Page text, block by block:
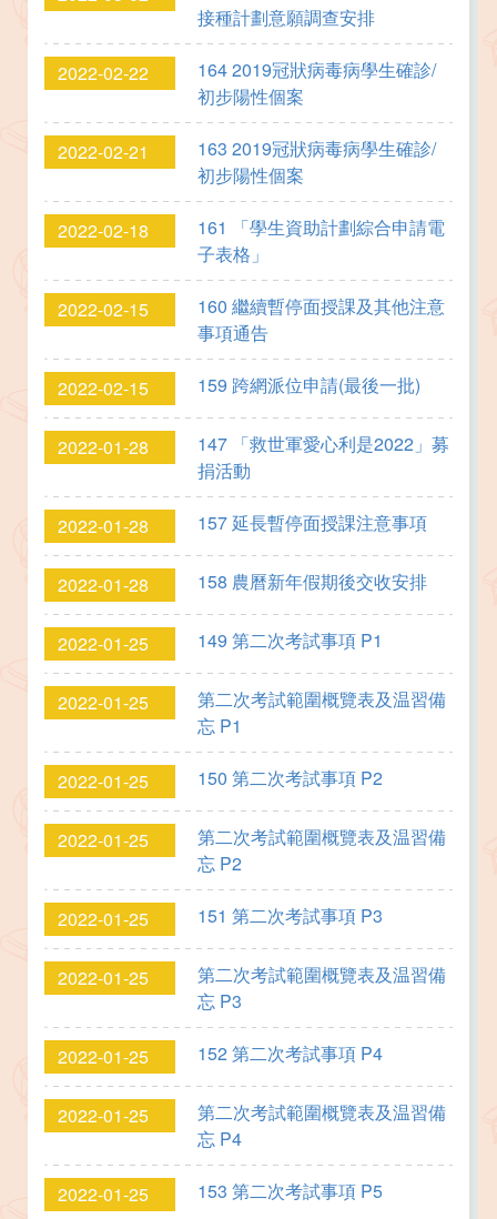
接種計劃意願調查安排
2022-02-22
164 2019冠狀病毒病學生確診/
初步陽性個案
2022-02-21
163 2019冠狀病毒病學生確診/
初步陽性個案
2022-02-18
161 「學生資助計劃綜合申請電
子表格」
2022-02-15
160 繼續暫停面授課及其他注意
事項通告
2022-02-15 159 跨網派位申請(最後一批)
2022-01-28
147 「救世軍愛心利是2022」募
捐活動
2022-01-28 157 延長暫停面授課注意事項
2022-01-28 158 農曆新年假期後交收安排
2022-01-25 149 第二次考試事項 P1
2022-01-25
第二次考試範圍概覽表及温習備
忘 P1
2022-01-25 150 第二次考試事項 P2
2022-01-25
第二次考試範圍概覽表及温習備
忘 P2
2022-01-25 151 第二次考試事項 P3
2022-01-25
第二次考試範圍概覽表及温習備
忘 P3
2022-01-25 152 第二次考試事項 P4
2022-01-25
第二次考試範圍概覽表及温習備
忘 P4
2022-01-25 153 第二次考試事項 P5